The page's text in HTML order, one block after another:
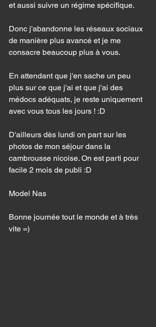
et aussi suivre un régime spécifique.
Donc j'abandonne les réseaux sociaux
de manière plus avancé et je me
consacre beaucoup plus à vous.
En attendant que j'en sache un peu
plus sur ce que j'ai et que j'ai des
médocs adéquats, je reste uniquement
avec vous tous les jours ! :D
D'ailleurs dès lundi on part sur les
photos de mon séjour dans la
cambrousse nicoise. On est parti pour
facile 2 mois de publi :D
Model Nas
Bonne journée tout le monde et à très
vite =)